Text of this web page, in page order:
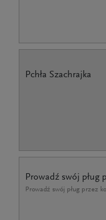
Pchła Szachrajka
Prowadź swój pług
Prowadź swój pług przez